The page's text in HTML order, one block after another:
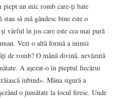
piept un mic romb care-ţi bate
să mă gândesc bine este o
vârful în jos care este cea mai pură
Vezi o altă formă a inimii
de romb? O mână divină, nevăzută
A aşezat-o în pieptul fiecărui
iubind». Mâna sigură a
o jumătate la locul firesc. Unde